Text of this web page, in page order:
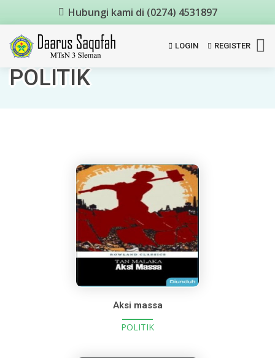
Hubungi kami di (0274) 4531897
LOGIN REGISTER
POLITIK
Aksi massa
POLITIK